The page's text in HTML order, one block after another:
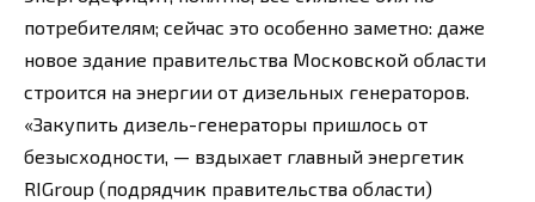
потребителям; сейчас это особенно заметно: даже
новое здание правительства Московской области
строится на энергии от дизельных генераторов.
«Закупить дизель-генераторы пришлось от
безысходности, — вздыхает главный энергетик
RIGroup (подрядчик правительства области)